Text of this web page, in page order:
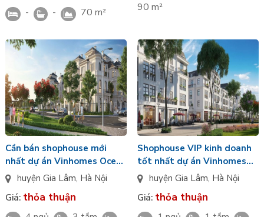
- - 70 m²
90 m²
Cần bán shophouse mới
nhất dự án Vinhomes Ocean
Park - chưa ký HĐMB
huyện Gia Lâm, Hà Nội
Giá: thỏa thuận
Shophouse VIP kinh doanh
tốt nhất dự án Vinhomes
Ocean Park Gia Lâm giá tốt
nhất
huyện Gia Lâm, Hà Nội
Giá: thỏa thuận